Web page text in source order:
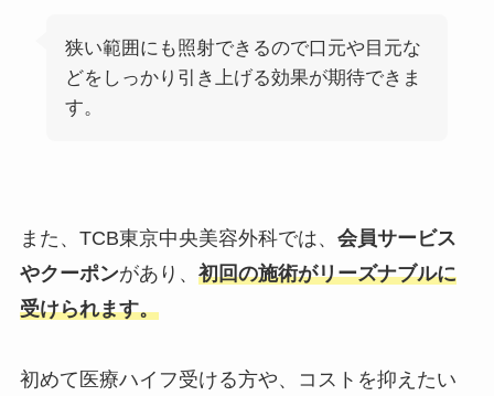
狭い範囲にも照射できるので口元や目元な
どをしっかり引き上げる効果が期待できま
す。
また、TCB東京中央美容外科では、 会員サービス
やクーポンがあり、 初回の施術がリーズナブルに
受けられます。
初めて医療ハイフ受ける方や、コストを抑えたい